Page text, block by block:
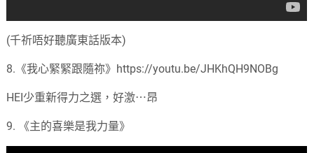
(千祈唔好聽廣東話版本)
8.《我心緊緊跟隨祢》https://youtu.be/JHKhQH9NOBg
HEI少重新得力之選，好激⋯昂
9. 《主的喜樂是我力量》